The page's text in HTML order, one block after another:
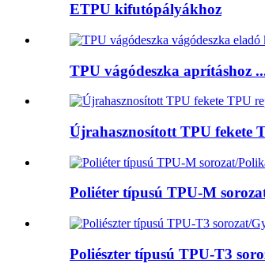
ETPU kifutópályákhoz
TPU vágódeszka aprításhoz
Újrahasznosított TPU fekete
Poliéter típusú TPU-M
Poliészter típusú TPU-T3